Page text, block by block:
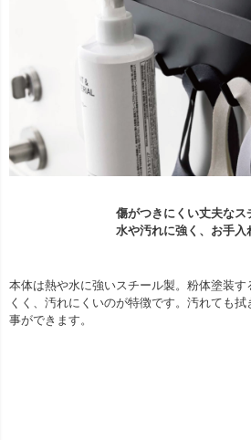
傷がつきにくい丈夫なス
水や汚れに強く、お手入
本体は熱や水に強いスチール製。粉体塗装
くく、汚れにくいのが特徴です。汚れても
事ができます。